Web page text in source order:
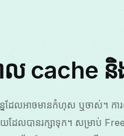
ល cache និ
ែលអាចមានកំហុស ឬចាស់។ កា
បានរក្សាទុក។ សម្រាប់